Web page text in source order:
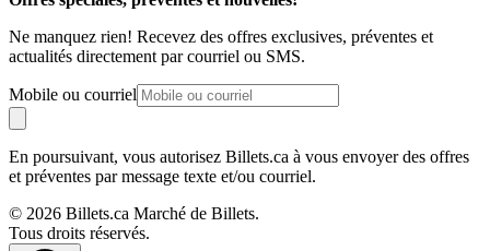
Ne manquez rien! Recevez des offres exclusives, préventes et
actualités directement par courriel ou SMS.
Mobile ou courriel
En poursuivant, vous autorisez Billets.ca à vous envoyer des offres
et préventes par message texte et/ou courriel.
© 2026 Billets.ca Marché de Billets.
Tous droits réservés.